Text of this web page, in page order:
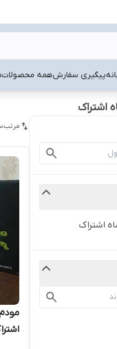
پیگیری سفارشهمه محصولات
اشتراک۶ماهه